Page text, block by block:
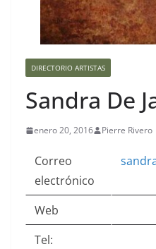
DIRECTORIO ARTISTAS
Sandra De
enero 20, 2016 Pierre Rivero
Correo
electrónico
Web
Tel: